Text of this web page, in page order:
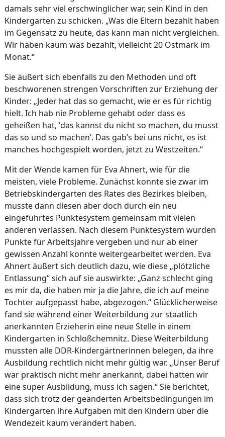
damals sehr viel erschwinglicher war, sein Kind in den
Kindergarten zu schicken. „Was die Eltern bezahlt haben
im Gegensatz zu heute, das kann man nicht vergleichen.
Wir haben kaum was bezahlt, vielleicht 20 Ostmark im
Monat.“
Sie äußert sich ebenfalls zu den Methoden und oft
beschworenen strengen Vorschriften zur Erziehung der
Kinder: „Jeder hat das so gemacht, wie er es für richtig
hielt. Ich hab nie Probleme gehabt oder dass es
geheißen hat, 'das kannst du nicht so machen, du musst
das so und so machen’. Das gab’s bei uns nicht, es ist
manches hochgespielt worden, jetzt zu Westzeiten.“
Mit der Wende kamen für Eva Ahnert, wie für die
meisten, viele Probleme. Zunächst konnte sie zwar im
Betriebskindergarten des Rates des Bezirkes bleiben,
musste dann diesen aber doch durch ein neu
eingeführtes Punktesystem gemeinsam mit vielen
anderen verlassen. Nach diesem Punktesystem wurden
Punkte für Arbeitsjahre vergeben und nur ab einer
gewissen Anzahl konnte weitergearbeitet werden. Eva
Ahnert äußert sich deutlich dazu, wie diese „plötzliche
Entlassung“ sich auf sie auswirkte: „Ganz schlecht ging
es mir da, die haben mir ja die Jahre, die ich auf meine
Tochter aufgepasst habe, abgezogen.“ Glücklicherweise
fand sie während einer Weiterbildung zur staatlich
anerkannten Erzieherin eine neue Stelle in einem
Kindergarten in Schloßchemnitz. Diese Weiterbildung
mussten alle DDR-Kindergärtnerinnen belegen, da ihre
Ausbildung rechtlich nicht mehr gültig war. „Unser Beruf
war praktisch nicht mehr anerkannt, dabei hatten wir
eine super Ausbildung, muss ich sagen.“ Sie berichtet,
dass sich trotz der geänderten Arbeitsbedingungen im
Kindergarten ihre Aufgaben mit den Kindern über die
Wendezeit kaum verändert haben.